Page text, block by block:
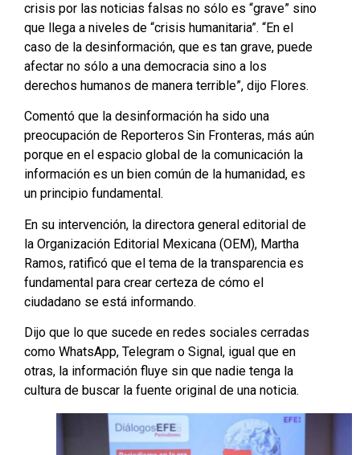
crisis por las noticias falsas no sólo es “grave” sino
que llega a niveles de “crisis humanitaria”. “En el
caso de la desinformación, que es tan grave, puede
afectar no sólo a una democracia sino a los
derechos humanos de manera terrible”, dijo Flores.
Comentó que la desinformación ha sido una
preocupación de Reporteros Sin Fronteras, más aún
porque en el espacio global de la comunicación la
información es un bien común de la humanidad, es
un principio fundamental.
En su intervención, la directora general editorial de
la Organización Editorial Mexicana (OEM), Martha
Ramos, ratificó que el tema de la transparencia es
fundamental para crear certeza de cómo el
ciudadano se está informando.
Dijo que lo que sucede en redes sociales cerradas
como WhatsApp, Telegram o Signal, igual que en
otras, la información fluye sin que nadie tenga la
cultura de buscar la fuente original de una noticia.